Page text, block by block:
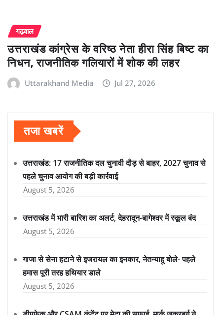
गढ़वाल
उत्तराखंड कांग्रेस के वरिष्ठ नेता हीरा सिंह बिष्ट का
निधन, राजनीतिक गलियारों में शोक की लहर
Uttarakhand Media Jul 27, 2026
तजा खबरें
उत्तराखंड: 17 राजनीतिक दल चुनावी दौड़ से बाहर, 2027 चुनाव से
पहले चुनाव आयोग की बड़ी कार्रवाई
August 5, 2026
उत्तराखंड में भारी बारिश का अलर्ट, देहरादून-बागेश्वर में स्कूल बंद
August 5, 2026
गाजा से सेना हटाने से इजरायल का इनकार, नेतन्याहू बोले- पहले
हमास पूरी तरह हथियार डाले
August 5, 2026